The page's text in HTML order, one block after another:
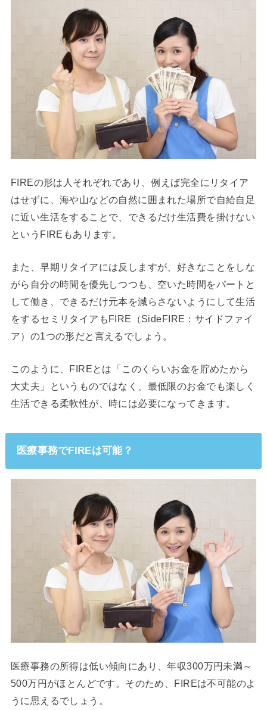
FIREの形は人それぞれであり、例えば完全にリタイア
はせずに、海や山などの自然に囲まれた場所で自給自足
に近い生活をすることで、できるだけ生活費を掛けない
というFIREもあります。
また、早期リタイアには反しますが、好きなことをしな
がら自分の時間を優先しつつも、空いた時間をパートと
して働き、できるだけ元本を減らさないようにして生活
をするセミリタイアもFIRE（SideFIRE：サイドファイ
ア）の1つの形だと言えるでしょう。
このように、FIREとは「このくらいお金を貯めたから
大丈夫」というものではなく、最低限のお金でも楽しく
生活できる柔軟性が、時には必要になってきます。
医療事務でFIREは可能？
医療事務の所得は低い傾向にあり、年収300万円未満～
500万円がほとんどです。そのため、FIREは不可能のよ
うに思えるでしょう。